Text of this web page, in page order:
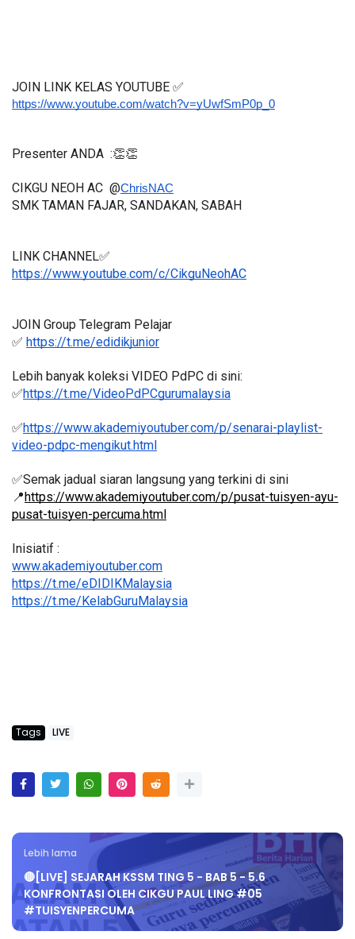
JOIN LINK KELAS YOUTUBE ✅
https://www.youtube.com/watch?v=yUwfSmP0p_0
Presenter ANDA  :👏👏
CIKGU NEOH AC  @ChrisNAC
SMK TAMAN FAJAR, SANDAKAN, SABAH
LINK CHANNEL✅
https://www.youtube.com/c/CikguNeohAC
JOIN Group Telegram Pelajar
✅ https://t.me/edidikjunior
Lebih banyak koleksi VIDEO PdPC di sini:
✅https://t.me/VideoPdPCgurumalaysia
✅https://www.akademiyoutuber.com/p/senarai-playlist-
video-pdpc-mengikut.html
✅Semak jadual siaran langsung yang terkini di sini
📍https://www.akademiyoutuber.com/p/pusat-tuisyen-ayu-
pusat-tuisyen-percuma.html
Inisiatif :
www.akademiyoutuber.com
https://t.me/eDIDIKMalaysia
https://t.me/KelabGuruMalaysia
Tags LIVE
Lebih lama
🔴[LIVE] SEJARAH KSSM TING 5 - BAB 5 - 5.6
KONFRONTASI OLEH CIKGU PAUL LING #05
#TUISYENPERCUMA